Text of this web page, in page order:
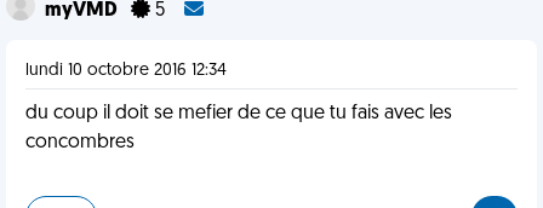
myVMD 5
lundi 10 octobre 2016 12:34
du coup il doit se mefier de ce que tu fais avec les
concombres